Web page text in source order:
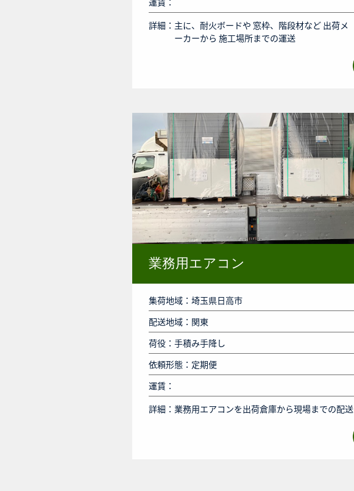
詳細： 主に、耐火ボードや 窓枠、階段材など 出荷メ
ーカーから 施工場所までの運送
業務用エアコン
集荷地域：埼玉県日高市
配送地域：関東
荷役：手積み手降し
依頼形態：定期便
運賃：
詳細： 業務用エアコンを出荷倉庫から現場までの配送